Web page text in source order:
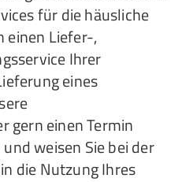
für die häusliche
einen Liefer-,
Ihrer
eines
gern einen Termin
weisen Sie bei der
die Nutzung Ihres